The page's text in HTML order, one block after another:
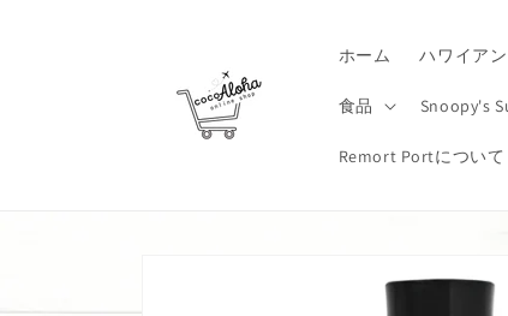
ホーム ハワイア
食品 Snoopy's
Remort Portについて